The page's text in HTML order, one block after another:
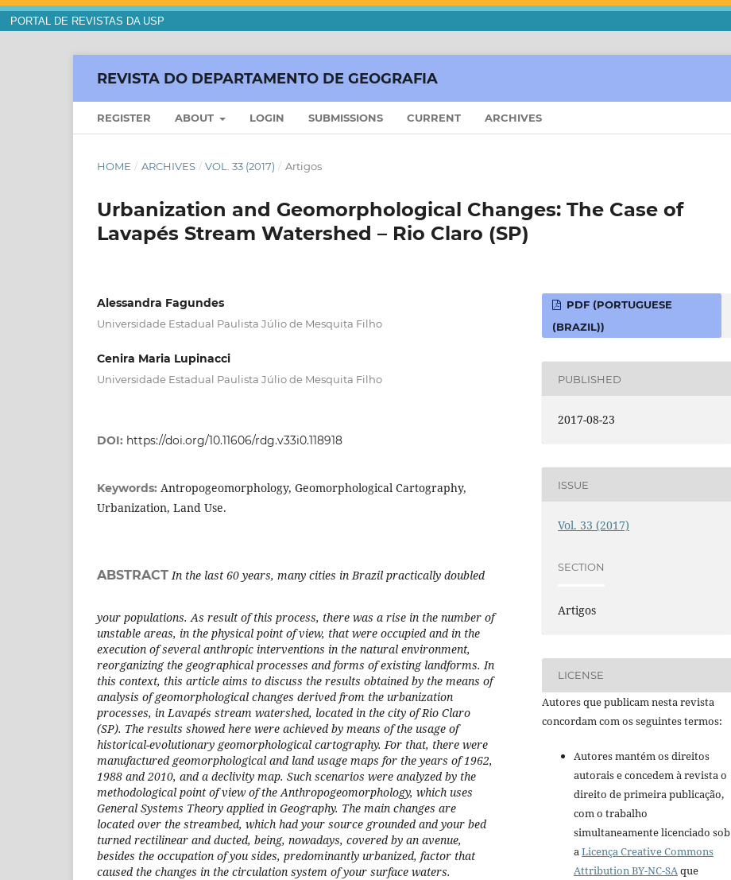
PORTAL DE REVISTAS DA USP
REVISTA DO DEPARTAMENTO DE GEOGRAFIA
REGISTER ABOUT LOGIN SUBMISSIONS CURRENT ARCHIVES
HOME / ARCHIVES / VOL. 33 (2017) / Artigos
Urbanization and Geomorphological Changes: The Case of
Lavapés Stream Watershed – Rio Claro (SP)
Alessandra Fagundes
Universidade Estadual Paulista Júlio de Mesquita Filho
Cenira Maria Lupinacci
Universidade Estadual Paulista Júlio de Mesquita Filho
DOI: https://doi.org/10.11606/rdg.v33i0.118918
Keywords: Antropogeomorphology, Geomorphological Cartography,
Urbanization, Land Use.
ABSTRACT In the last 60 years, many cities in Brazil practically doubled
your populations. As result of this process, there was a rise in the number of
unstable areas, in the physical point of view, that were occupied and in the
execution of several anthropic interventions in the natural environment,
reorganizing the geographical processes and forms of existing landforms. In
this context, this article aims to discuss the results obtained by the means of
analysis of geomorphological changes derived from the urbanization
processes, in Lavapés stream watershed, located in the city of Rio Claro
(SP). The results showed here were achieved by means of the usage of
historical-evolutionary geomorphological cartography. For that, there were
manufactured geomorphological and land usage maps for the years of 1962,
1988 and 2010, and a declivity map. Such scenarios were analyzed by the
methodological point of view of the Anthropogeomorphology, which uses
General Systems Theory applied in Geography. The main changes are
located over the streambed, which had your source grounded and your bed
turned rectilinear and ducted, being, nowadays, covered by an avenue,
besides the occupation of you sides, predominantly urbanized, factor that
caused the changes in the circulation system of your surface waters.
PDF (PORTUGUESE
(BRAZIL))
PUBLISHED
2017-08-23
ISSUE
Vol. 33 (2017)
SECTION
Artigos
LICENSE
Autores que publicam nesta revista
concordam com os seguintes termos:
Autores mantém os direitos
autorais e concedem à revista o
direito de primeira publicação,
com o trabalho
simultaneamente licenciado sob
a Licença Creative Commons
Attribution BY-NC-SA que